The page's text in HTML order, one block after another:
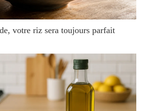
votre riz sera toujours parfait